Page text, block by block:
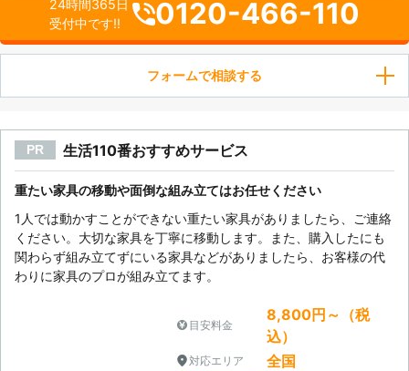
24時間365日
受付中です!!
0120-466-110
フォームで相談する
PR 生活110番おすすめサービス
重たい家具の移動や面倒な組み立てはお任せください
1人では動かすことができない重たい家具がありましたら、ご連絡
ください。大切な家具を丁寧に移動します。また、購入したにも
関わらず組み立てずにいる家具などがありましたら、お客様の代
わりに家具のプロが組み立てます。
目安料金
8,800円～（税
込）
対応エリア 全国